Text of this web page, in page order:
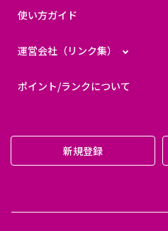
使い方ガイド
運営会社（リンク集）
ポイント/ランクについて
新規登録